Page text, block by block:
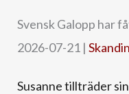
Svensk Galopp har
2026-07-21 |
Susanne tillträder